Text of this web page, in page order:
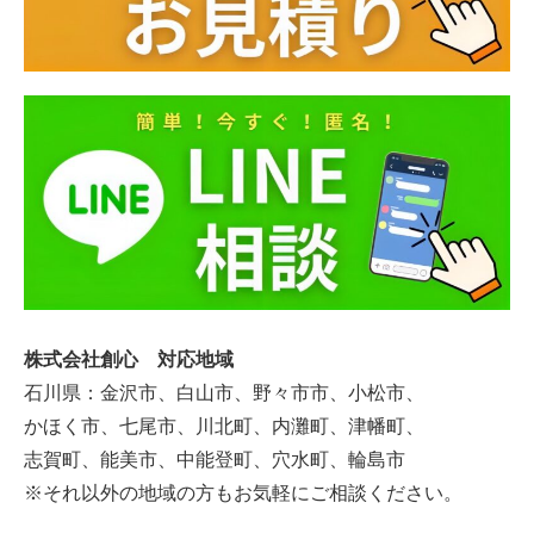
株式会社創心 対応地域
石川県：金沢市、白山市、野々市市、小松市、
かほく市、七尾市、川北町、内灘町、津幡町、
志賀町、能美市、中能登町、穴水町、輪島市
※それ以外の地域の方もお気軽にご相談ください。